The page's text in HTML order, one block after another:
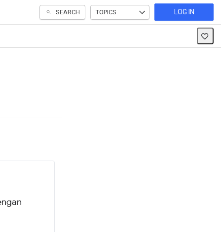
SEARCH TOPICS LOG IN